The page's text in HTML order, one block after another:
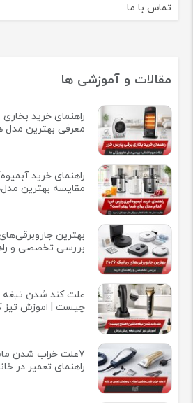
تماس با ما
مقالات و آموزشی ها
راهنمای خرید
معرفی بهترین مدل
راهنمای خرید
مقایسه بهترین
بررسی تخصصی و
علت کند شدن تیغه
چیست | اموزش تیز
7علت خراب شدن
راهنمای تعمیر در